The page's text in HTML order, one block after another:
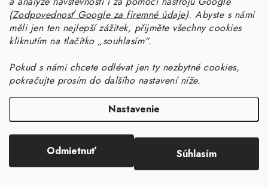
(Zodpovednosť Google za firemné údaje). Abyste s námi
měli jen ten nejlepší zážitek, přijměte všechny cookies
kliknutím na tlačítko „souhlasím“.
Pokud s námi chcete odlévat jen ty nezbytné cookies,
pokračujte prosím do dalšího nastavení níže.
Nastavenie
Odmietnuť Súhlasím
Informace pro vás
Doprava a platba
Stav objednávky
Sledujte nás
Ako pracovať so živicou
Začnite tvoriť so živicou: stiahnite si zadarmo e-book pre
začiatočníkov
Ako dlho tvrdne živica a ako urýchliť tvrdnutie živice?
Ako vybrať živicu — rádca na výber živice
Tabuľka s výpočtami hmotností živice
Návody na výrobky zo živice
Začnite tvoriť so živicou: stiahnite si zadarmo e-book pre
Ako vyrobiť šperk z UV živice s krčeným efektom
Ako vyrobiť svietnik z epoxidovej živice
Vytvoril Shoptet Premium
. Všetky práva vyhradené.Upraviť nastavenie